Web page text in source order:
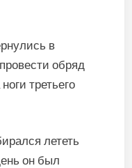
в
обряд
третьего
лететь
он был